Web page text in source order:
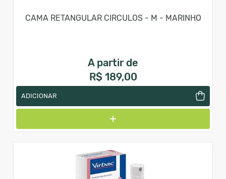
CAMA RETANGULAR CIRCULOS - M - MARINHO
A partir de
R$ 189,00
ADICIONAR